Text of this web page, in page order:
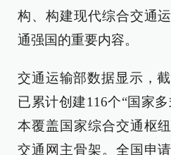
构、构建现代综合交通
通强国的重要内容。
交通运输部数据显示，
已累计创建116个“国家
本覆盖国家综合交通枢
交通网主骨架。全国申